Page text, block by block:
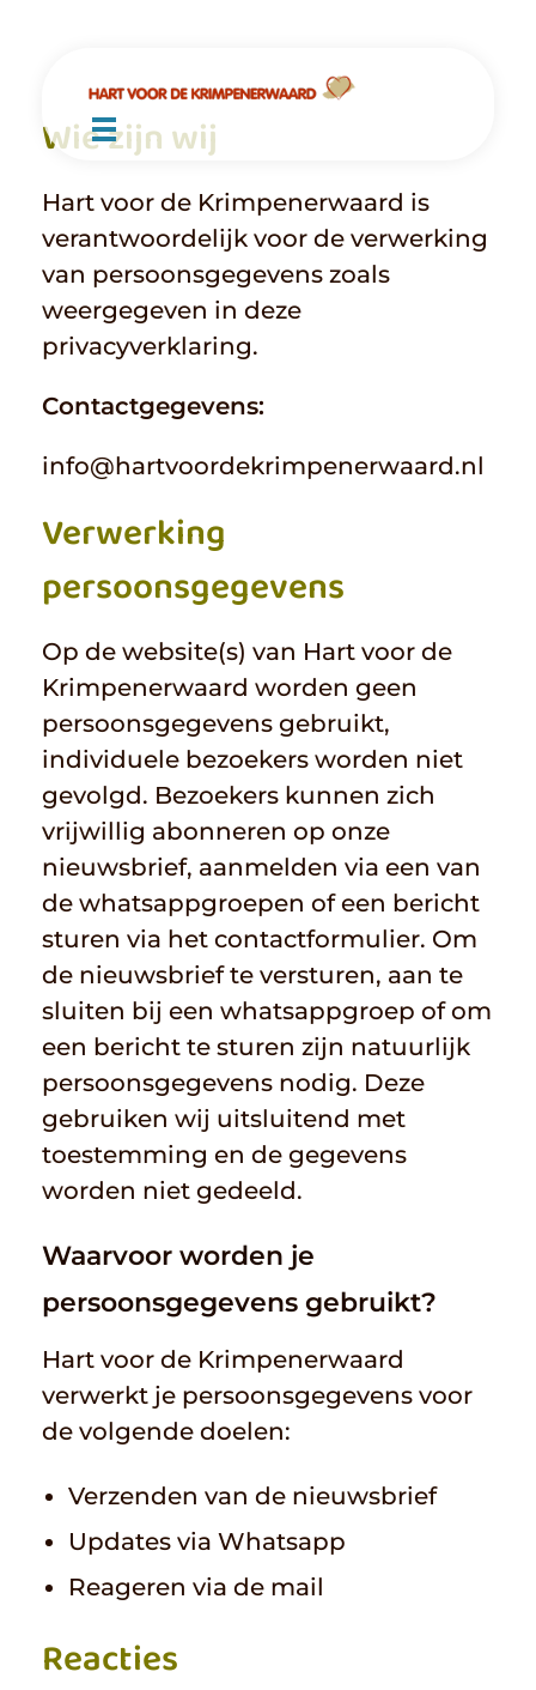
Hart voor de Krimpenerwaard
Ontmoeten - Bemoedigen - Groeien
NIEUWSBRIEF
AANKOMENDE EVENTS
SAMENKOMSTEN
Bemoedigingssamenkomst
Huiskring
ACTIVITEITEN
Bijbelavonden
CONTACT
Wie zijn wij
Hart voor de Krimpenerwaard is
verantwoordelijk voor de verwerking
van persoonsgegevens zoals
weergegeven in deze
privacyverklaring.
Contactgegevens:
info@hartvoordekrimpenerwaard.nl
Verwerking
persoonsgegevens
Op de website(s) van Hart voor de
Krimpenerwaard worden geen
persoonsgegevens gebruikt,
individuele bezoekers worden niet
gevolgd. Bezoekers kunnen zich
vrijwillig abonneren op onze
nieuwsbrief, aanmelden via een van
de whatsappgroepen of een bericht
sturen via het contactformulier. Om
de nieuwsbrief te versturen, aan te
sluiten bij een whatsappgroep of om
een bericht te sturen zijn natuurlijk
persoonsgegevens nodig. Deze
gebruiken wij uitsluitend met
toestemming en de gegevens
worden niet gedeeld.
Waarvoor worden je
persoonsgegevens gebruikt?
Hart voor de Krimpenerwaard
verwerkt je persoonsgegevens voor
de volgende doelen:
Verzenden van de nieuwsbrief
Updates via Whatsapp
Reageren via de mail
Reacties